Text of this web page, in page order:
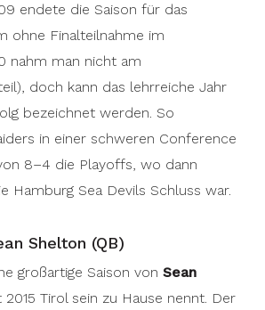
endete die Saison für das
ohne Finalteilnahme im
nahm man nicht am
doch kann das lehrreiche Jahr
bezeichnet werden. So
in einer schweren Conference
8–4 die Playoffs, wo dann
Hamburg Sea Devils Schluss war.
Shelton (QB)
großartige Saison von Sean
Tirol sein zu Hause nennt. Der